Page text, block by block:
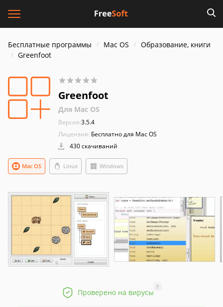
Бесплатные программы Mac OS
Образование, книги
Greenfoot
Greenfoot
Для Mac OS
Версия:3.5.4
Лицензия: Бесплатно для Mac OS
430 скачиваний
Mac OS Linux Windows
Проверено на вирусы
?